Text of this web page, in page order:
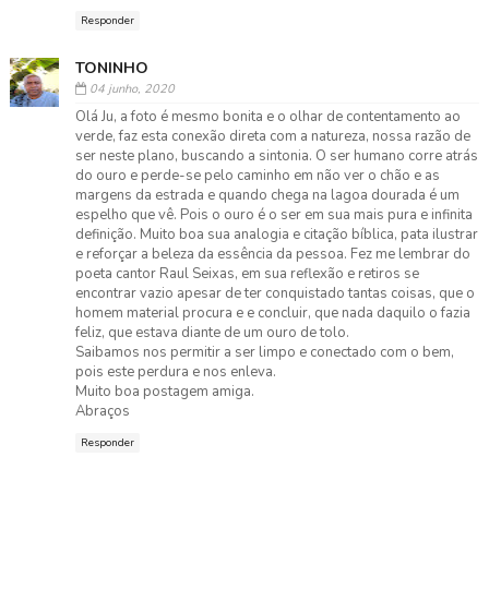
Responder
TONINHO
04 junho, 2020
Olá Ju, a foto é mesmo bonita e o olhar de contentamento ao
verde, faz esta conexão direta com a natureza, nossa razão de
ser neste plano, buscando a sintonia. O ser humano corre atrás
do ouro e perde-se pelo caminho em não ver o chão e as
margens da estrada e quando chega na lagoa dourada é um
espelho que vê. Pois o ouro é o ser em sua mais pura e infinita
definição. Muito boa sua analogia e citação bíblica, pata ilustrar
e reforçar a beleza da essência da pessoa. Fez me lembrar do
poeta cantor Raul Seixas, em sua reflexão e retiros se
encontrar vazio apesar de ter conquistado tantas coisas, que o
homem material procura e e concluir, que nada daquilo o fazia
feliz, que estava diante de um ouro de tolo.
Saibamos nos permitir a ser limpo e conectado com o bem,
pois este perdura e nos enleva.
Muito boa postagem amiga.
Abraços
Responder